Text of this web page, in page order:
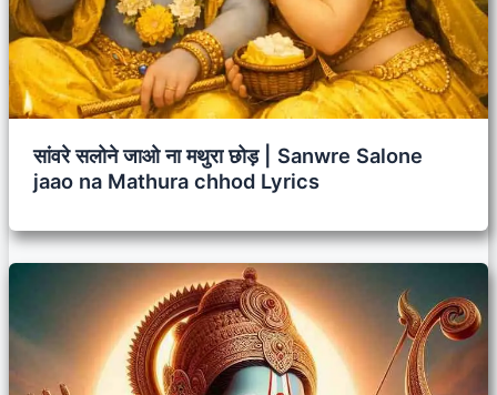
सांवरे सलोने जाओ ना मथुरा छोड़ | Sanwre Salone
jaao na Mathura chhod Lyrics